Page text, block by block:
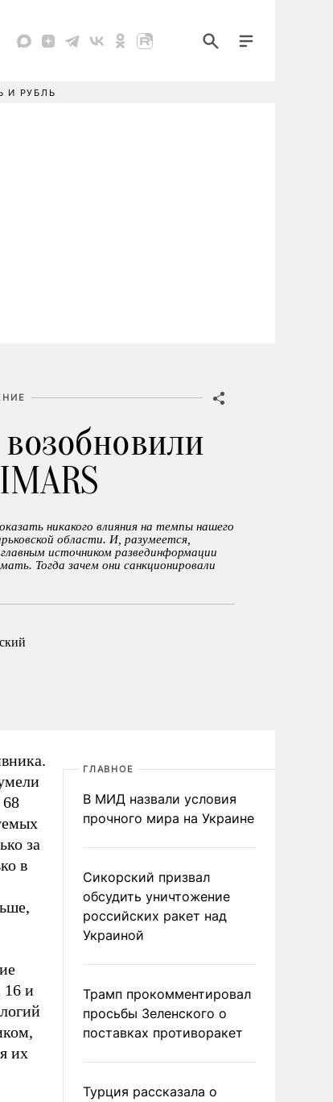
И РУБЛЬ
никакого влияния на темпы нашего
области. И, разумеется,
источником развединформации
Тогда зачем они санкционировали
68
за
в
16 и
их
ГЛАВНОЕ
В МИД назвали условия
прочного мира на Украине
Сикорский призвал
обсудить уничтожение
российских ракет над
Украиной
Трамп прокомментировал
просьбы Зеленского о
поставках противоракет
Турция рассказала о